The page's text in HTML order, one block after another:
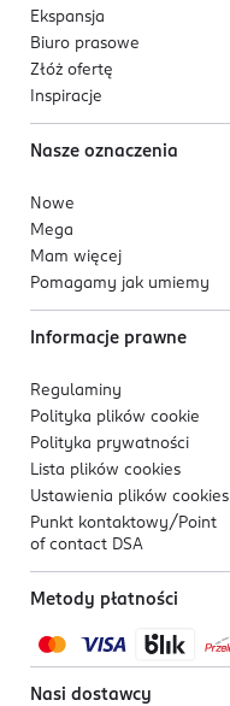
Ekspansja
Biuro prasowe
Złóż ofertę
Inspiracje
Nasze oznaczenia
Nowe
Mega
Mam więcej
Pomagamy jak umiemy
Informacje prawne
Regulaminy
Polityka plików cookie
Polityka prywatności
Lista plików cookies
Ustawienia plików cookies
Punkt kontaktowy/ Point
of contact DSA
Metody płatności
Nasi dostawcy